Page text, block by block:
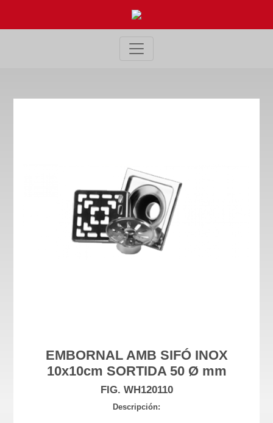
EMBORNAL AMB SIFÓ INOX
10x10cm SORTIDA 50 Ø mm
FIG. WH120110
Descripción: